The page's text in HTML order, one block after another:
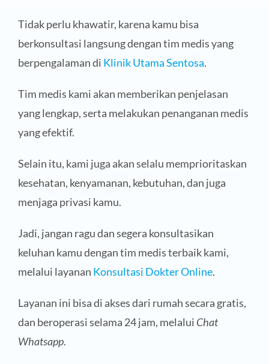
Tidak perlu khawatir, karena kamu bisa
berkonsultasi langsung dengan tim medis yang
berpengalaman di Klinik Utama Sentosa.
Tim medis kami akan memberikan penjelasan
yang lengkap, serta melakukan penanganan medis
yang efektif.
Selain itu, kami juga akan selalu memprioritaskan
kesehatan, kenyamanan, kebutuhan, dan juga
menjaga privasi kamu.
Jadi, jangan ragu dan segera konsultasikan
keluhan kamu dengan tim medis terbaik kami,
melalui layanan Konsultasi Dokter Online.
Layanan ini bisa di akses dari rumah secara gratis,
dan beroperasi selama 24 jam, melalui Chat
Whatsapp.